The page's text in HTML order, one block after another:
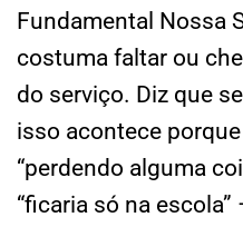
Fundamental Nossa
costuma faltar ou
do serviço. Diz que
isso acontece
“perdendo alguma
“ficaria só na